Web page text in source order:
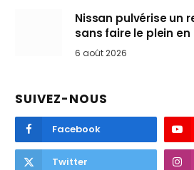
Nissan pulvérise un
sans faire le plein en
6 août 2026
SUIVEZ-NOUS
Facebook
Twitter